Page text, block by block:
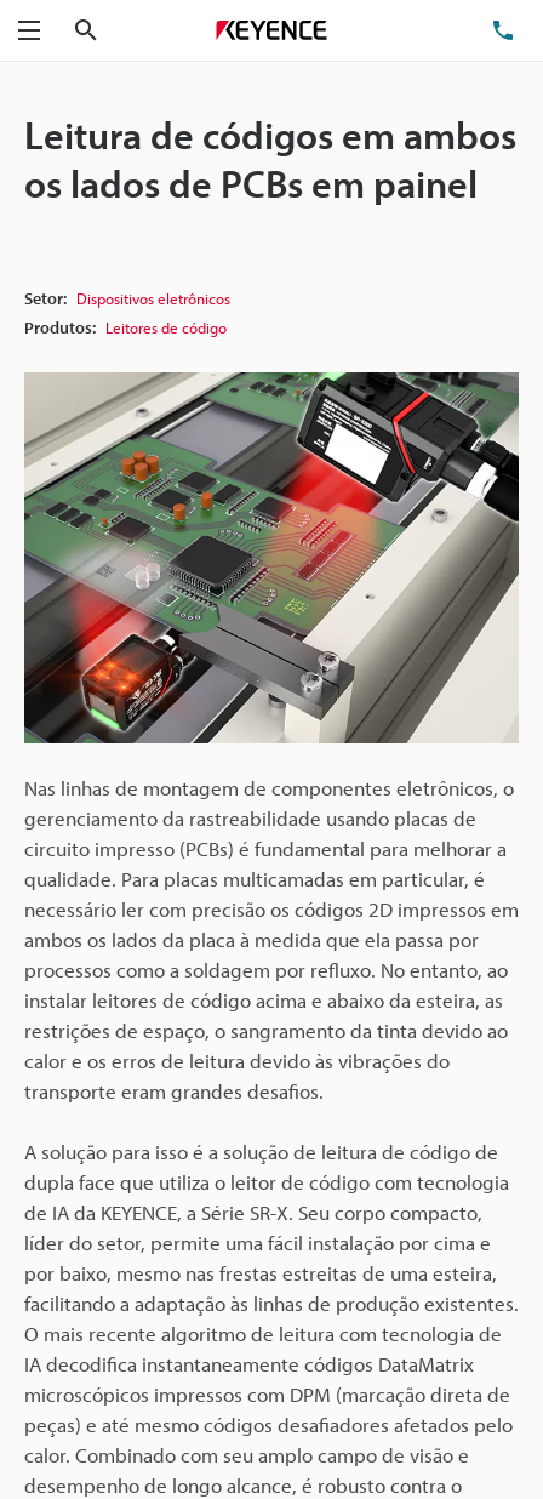
Menu
Leitura de códigos em ambos
os lados de PCBs em painel
Setor: Dispositivos eletrônicos
Produtos: Leitores de código
Nas linhas de montagem de componentes eletrônicos, o
gerenciamento da rastreabilidade usando placas de
circuito impresso (PCBs) é fundamental para melhorar a
qualidade. Para placas multicamadas em particular, é
necessário ler com precisão os códigos 2D impressos em
ambos os lados da placa à medida que ela passa por
processos como a soldagem por refluxo. No entanto, ao
instalar leitores de código acima e abaixo da esteira, as
restrições de espaço, o sangramento da tinta devido ao
calor e os erros de leitura devido às vibrações do
transporte eram grandes desafios.
A solução para isso é a solução de leitura de código de
dupla face que utiliza o leitor de código com tecnologia
de IA da KEYENCE, a Série SR-X. Seu corpo compacto,
líder do setor, permite uma fácil instalação por cima e
por baixo, mesmo nas frestas estreitas de uma esteira,
facilitando a adaptação às linhas de produção existentes.
O mais recente algoritmo de leitura com tecnologia de
IA decodifica instantaneamente códigos DataMatrix
microscópicos impressos com DPM (marcação direta de
peças) e até mesmo códigos desafiadores afetados pelo
calor. Combinado com seu amplo campo de visão e
desempenho de longo alcance, é robusto contra o